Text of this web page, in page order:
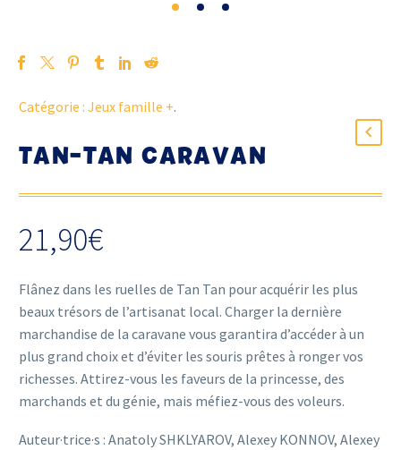
Catégorie : Jeux famille +.
TAN-TAN CARAVAN
21,90€
Flânez dans les ruelles de Tan Tan pour acquérir les plus
beaux trésors de l’artisanat local. Charger la dernière
marchandise de la caravane vous garantira d’accéder à un
plus grand choix et d’éviter les souris prêtes à ronger vos
richesses. Attirez-vous les faveurs de la princesse, des
marchands et du génie, mais méfiez-vous des voleurs.
Auteur·trice·s : Anatoly SHKLYAROV, Alexey KONNOV, Alexey